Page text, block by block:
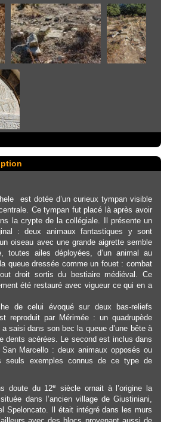
est dotée d’un curieux tympan visible
Ce tympan fut placé là après avoir
la crypte de la collégiale. Il présente un
: deux animaux fantastiques y sont
oiseau avec une grande aigrette semble
toutes ailes déployées, d’un animal au
queue dressée comme un fouet : combat
droit sortis du bestiaire médiéval. Ce
été restauré avec vigueur ce qui en a
de celui évoqué sur deux bas-reliefs
reproduit par Mérimée : un quadrupède
saisi dans son bec la queue d’une bête à
dents acérées. Le second est inclus dans
San Marcello : deux animaux opposés ou
seuls exemples connus de ce type de
doute du 12e
siècle ornait à l’origine la
dans l’ancien village de Giustiniani,
Speloncato. Il était intégré dans les murs